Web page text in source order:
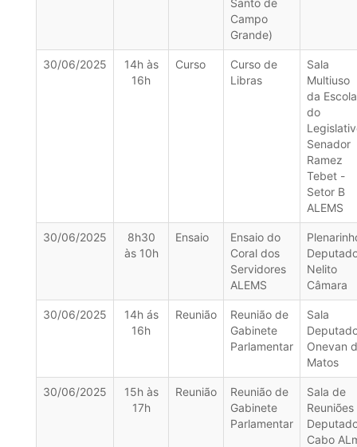
Santo de
Campo
Grande)
30/06/2025
14h às
16h
Curso
Curso de
Libras
Sala
Multiuso
da Escola
do
Senador
Ramez
Tebet -
Setor B
ALEMS
30/06/2025
8h30
às 10h
Ensaio
Ensaio do
Coral dos
Servidores
ALEMS
Nelito
Câmara
30/06/2025
14h ás
16h
Reunião
Reunião de
Gabinete
Parlamentar
Sala
Onevan
Matos
30/06/2025
15h às
17h
Reunião
Reunião de
Gabinete
Parlamentar
Sala de
Reuniões
Cabo